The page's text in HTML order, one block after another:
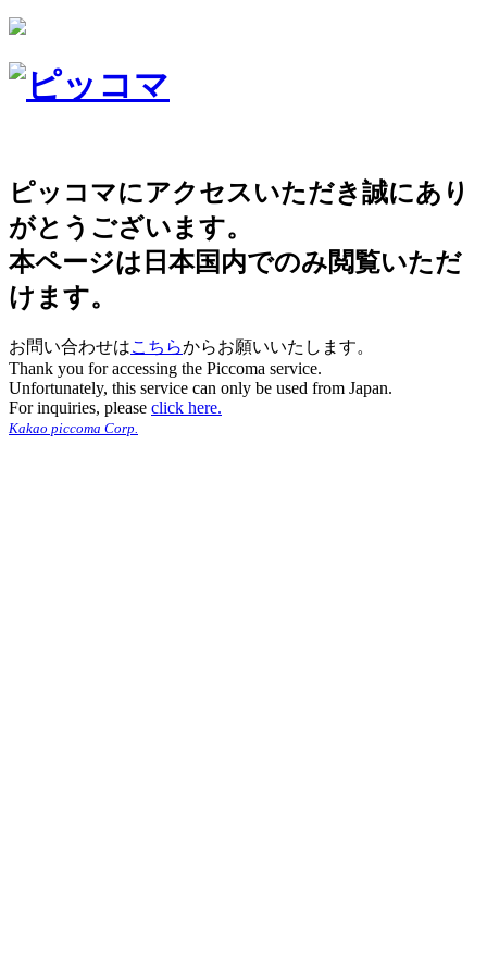
ピッコマにアクセスいただき誠にあり
がとうございます。
本ページは日本国内でのみ閲覧いただ
けます。
お問い合わせはこちらからお願いいたします。
Thank you for accessing the Piccoma service.
Unfortunately, this service can only be used from Japan.
For inquiries, please click here.
Kakao piccoma Corp.